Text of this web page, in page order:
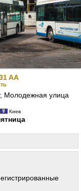
AA
Молодежная улица
Киев